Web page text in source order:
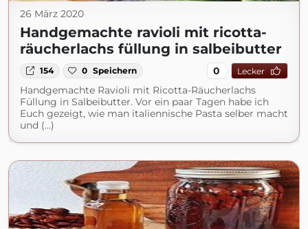
26 März 2020
Handgemachte ravioli mit ricotta-
räucherlachs füllung in salbeibutter
154 0 Speichern 0 Lecker
Handgemachte Ravioli mit Ricotta-Räucherlachs
Füllung in Salbeibutter. Vor ein paar Tagen habe ich
Euch gezeigt, wie man italiennische Pasta selber macht
und (...)